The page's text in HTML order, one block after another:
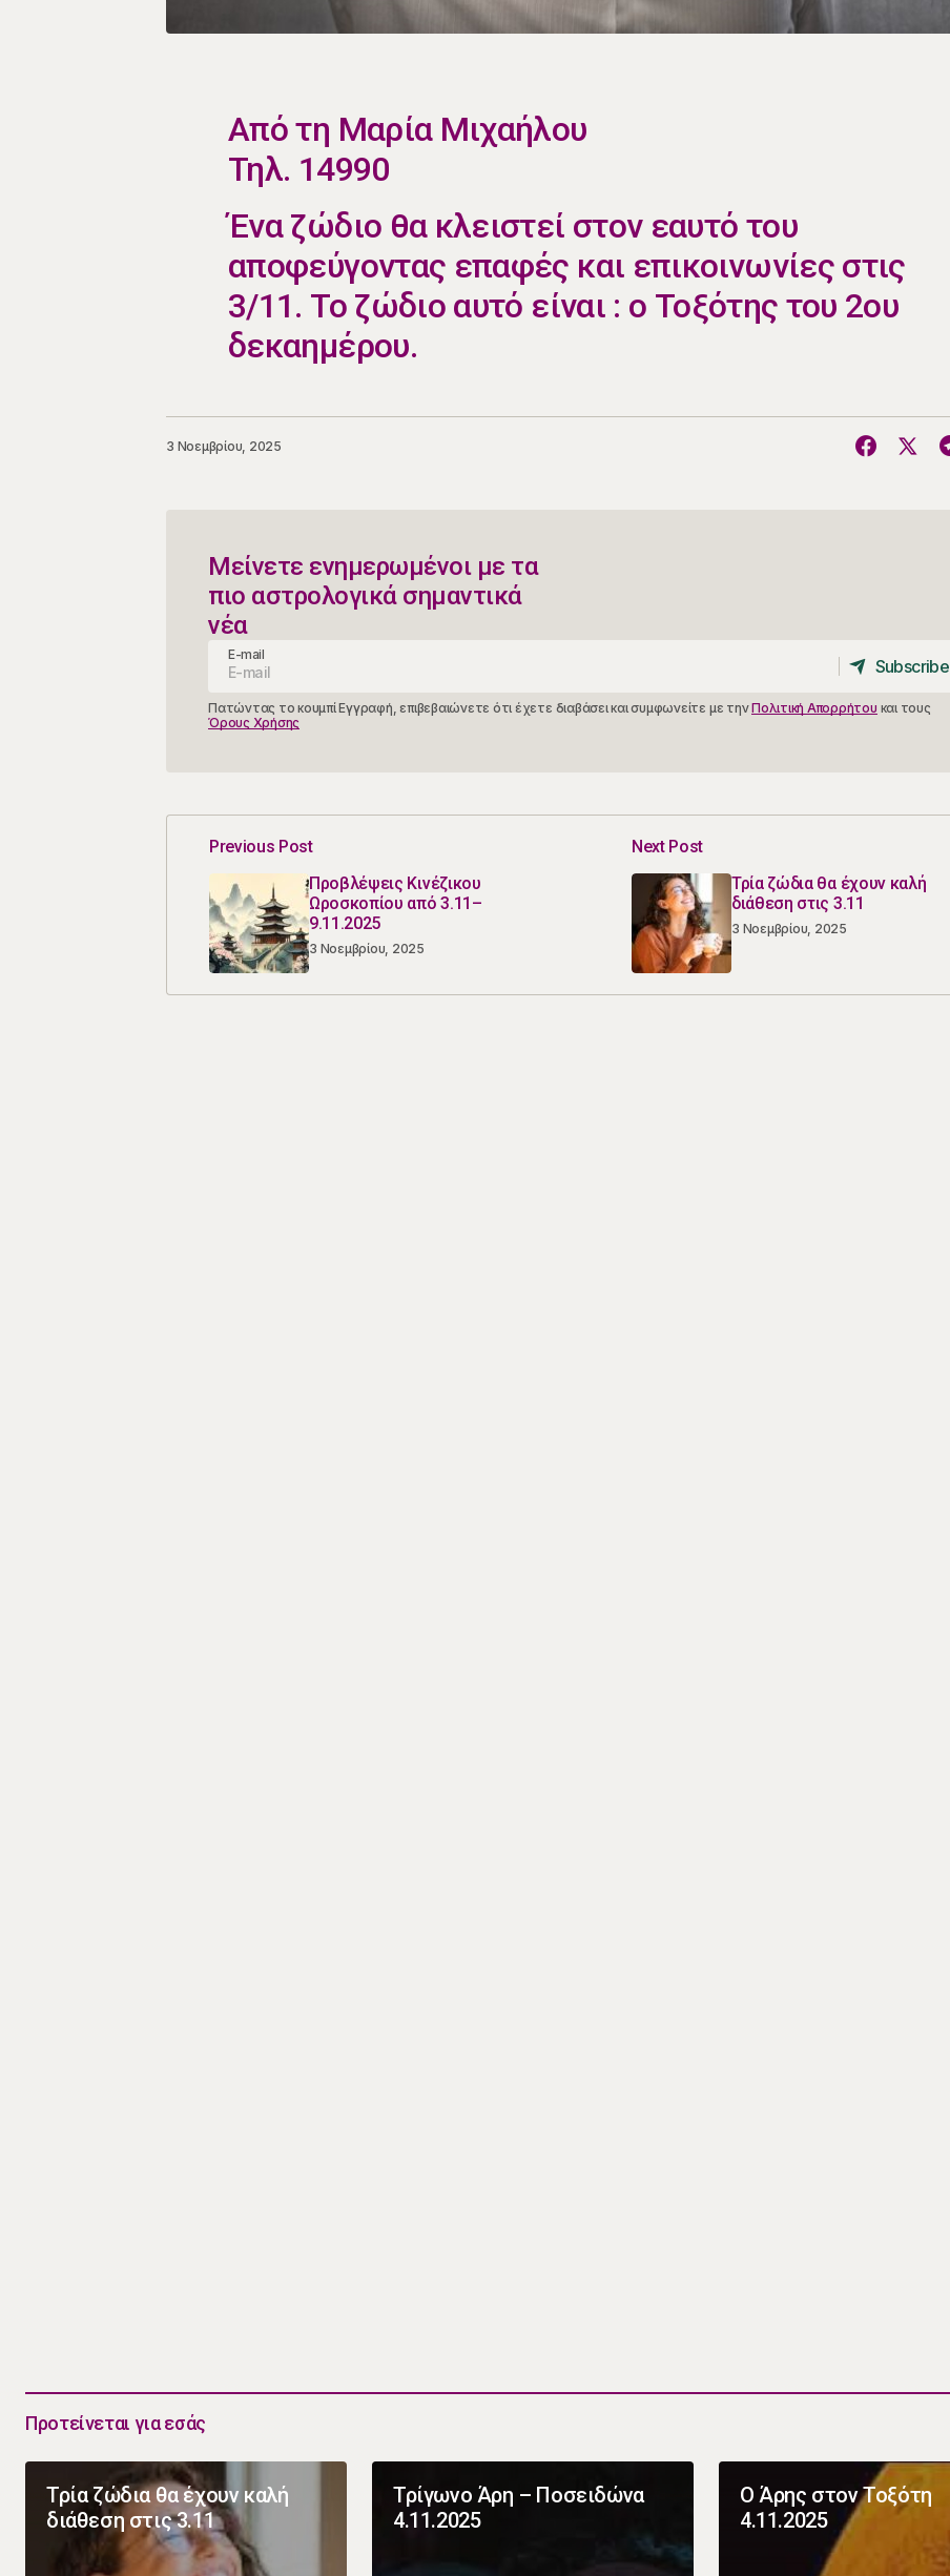
​Από τη Μαρία Μιχαήλου
Τηλ. 14990
​​Ένα ζώδιο θα κλειστεί στον εαυτό του
αποφεύγοντας επαφές και επικοινωνίες στις
3/11. Το ζώδιο αυτό είναι : ο Τοξότης του 2ου
δεκαημέρου.
3 Νοεμβρίου, 2025
Μείνετε ενημερωμένοι με τα
πιο αστρολογικά σημαντικά
νέα
E-mail
Subscribe
Πατώντας το κουμπί Εγγραφή, επιβεβαιώνετε ότι έχετε διαβάσει και συμφωνείτε με τηνΠολιτική Απορρήτου και τους
Όρους Χρήσης
Previous Post
Προβλέψεις Κινέζικου
Ωροσκοπίου από 3.11–
9.11.2025
3 Νοεμβρίου, 2025
Next Post
Τρία ζώδια θα έχουν καλή
διάθεση στις 3.11
3 Νοεμβρίου, 2025
Προτείνεται για εσάς
Τρία ζώδια θα έχουν καλή
διάθεση στις 3.11
Τρίγωνο Άρη – Ποσειδώνα
4.11.2025
Ο Άρης στον Τοξότη
4.11.2025